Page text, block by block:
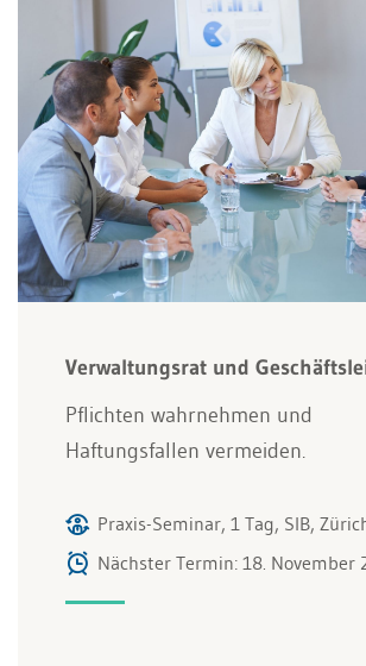
Verwaltungsrat und
Pflichten wahrnehmen und
Haftungsfallen vermeiden.
Praxis-Seminar, 1 Tag, SIB,
Nächster Termin: 18. November